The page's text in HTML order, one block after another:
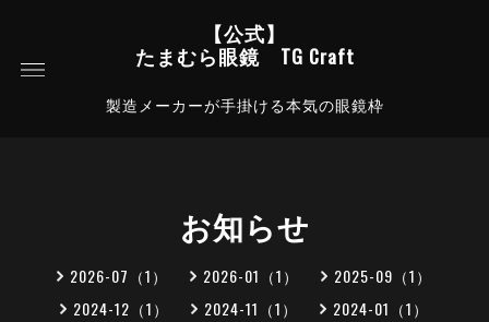
【公式】
たまむら眼鏡 TG Craft
製造メーカーが手掛ける本気の眼鏡枠
お知らせ
2026-07（1） 2026-01（1）
2025-09（1）
2024-12（1）
2024-11（1） 2024-01（1）